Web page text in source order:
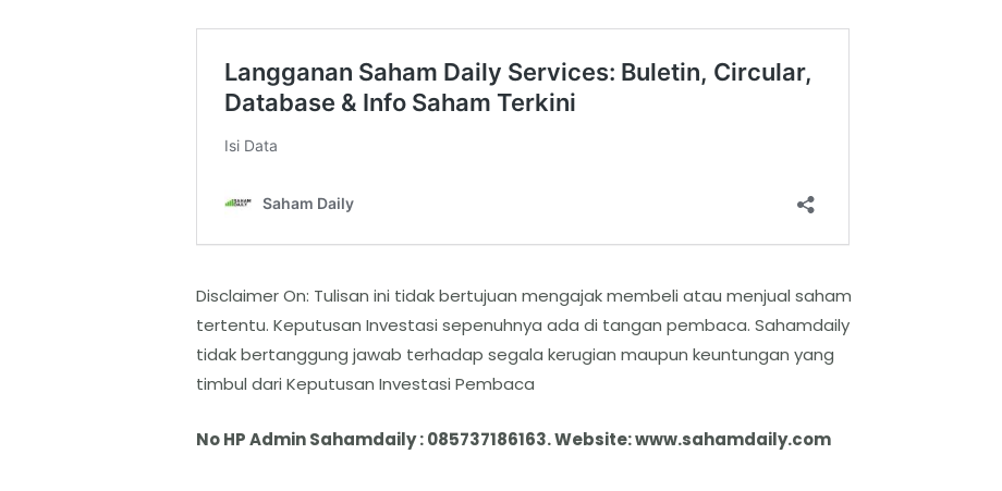
Disclaimer On: Tulisan ini tidak bertujuan mengajak membeli atau menjual saham
tertentu. Keputusan Investasi sepenuhnya ada di tangan pembaca. Sahamdaily
tidak bertanggung jawab terhadap segala kerugian maupun keuntungan yang
timbul dari Keputusan Investasi Pembaca
No HP Admin Sahamdaily : 085737186163. Website: www.sahamdaily.com